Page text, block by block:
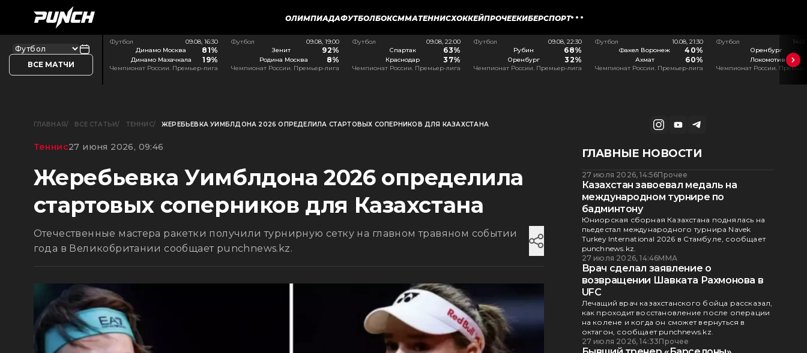
ОЛИМПИАДАФУТБОЛБОКСММАТЕННИСХОККЕЙПРОЧЕЕКИБЕРСПОРТ
ВСЕ МАТЧИ
Футбол
09.08, 16:30
Динамо Москва
81%
Динамо Махачкала 19%
Чемпионат России. Премьер-лига
Футбол
09.08, 19:00
Зенит
92%
Родина Москва 8%
Чемпионат России. Премьер-лига
Футбол
09.08, 22:00
Спартак
63%
Краснодар 37%
Чемпионат России. Премьер-лига
Футбол
09.08, 22:30
Рубин
68%
Оренбург 32%
Чемпионат России. Премьер-лига
Футбол
10.08, 21:30
Факел Воронеж
40%
Ахмат 60%
Чемпионат России. Премьер-лига
Футбол
Оренбург
Локомотив
Чемпионат России.
ГЛАВНАЯ ВСЕ СТАТЬИ ТЕННИС ЖЕРЕБЬЕВКА УИМБЛДОНА 2026 ОПРЕДЕЛИЛА СТАРТОВЫХ СОПЕРНИКОВ ДЛЯ КАЗАХСТАНА
Теннис27 июня 2026, 09:46
Жеребьевка Уимблдона 2026 определила
стартовых соперников для Казахстана
Отечественные мастера ракетки получили турнирную сетку на главном травяном событии
года в Великобритании сообщает punchnews.kz.
ГЛАВНЫЕ НОВОСТИ
27 июля 2026, 14:56Прочее
Казахстан завоевал медаль на
международном турнире по
бадминтону
Юниорская сборная Казахстана поднялась на
пьедестал международного турнира Navek
Turkey International 2026 в Стамбуле, сообщает
punchnews.kz.
27 июля 2026, 14:46ММА
Врач сделал заявление о
возвращении Шавката Рахмонова в
UFC
Лечащий врач казахстанского бойца рассказал,
как проходит восстановление после операции
на колене и когда он сможет вернуться в
октагон, сообщает punchnews.kz.
27 июля 2026, 14:33Прочее